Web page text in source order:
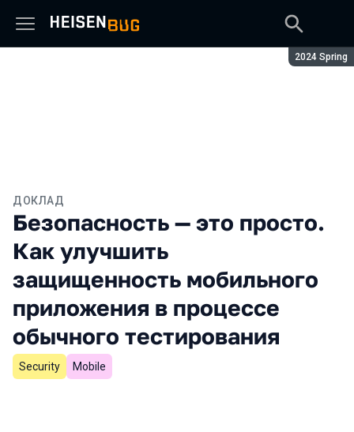
Сезон:
2024 Spring
ДОКЛАД
Безопасность — это просто.
Как улучшить
защищенность мобильного
приложения в процессе
обычного тестирования
Security Mobile